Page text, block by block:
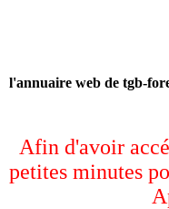
l'annuaire web de tgb-
Afin d'avoir
petites minutes